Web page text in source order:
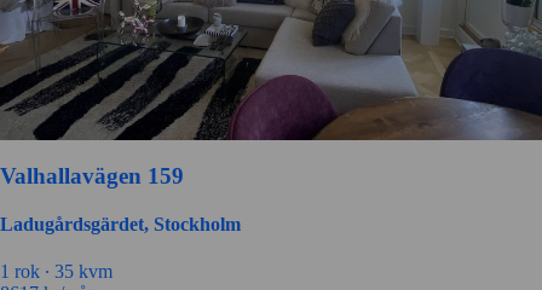
Valhallavägen 159
Ladugårdsgärdet, Stockholm
1 rok ∙ 35 kvm